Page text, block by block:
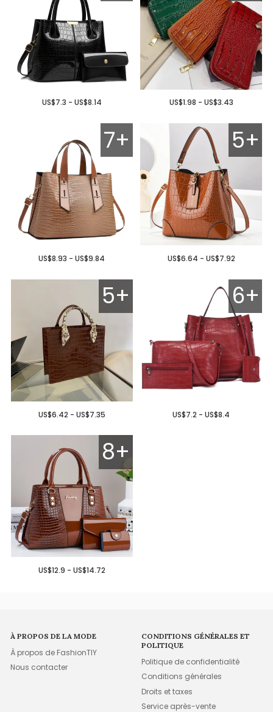
US$7.3 - US$8.14 US$1.98 - US$3.43
7+
US$8.93 - US$9.84
5+
US$6.64 - US$7.92
5+
US$6.42 - US$7.35
6+
US$7.2 - US$8.4
8+
US$12.9 - US$14.72
À PROPOS DE LA MODE
À propos de FashionTIY
Nous contacter
CONDITIONS GÉNÉRALES ET
POLITIQUE
Politique de confidentialité
Conditions générales
Droits et taxes
Service après-vente